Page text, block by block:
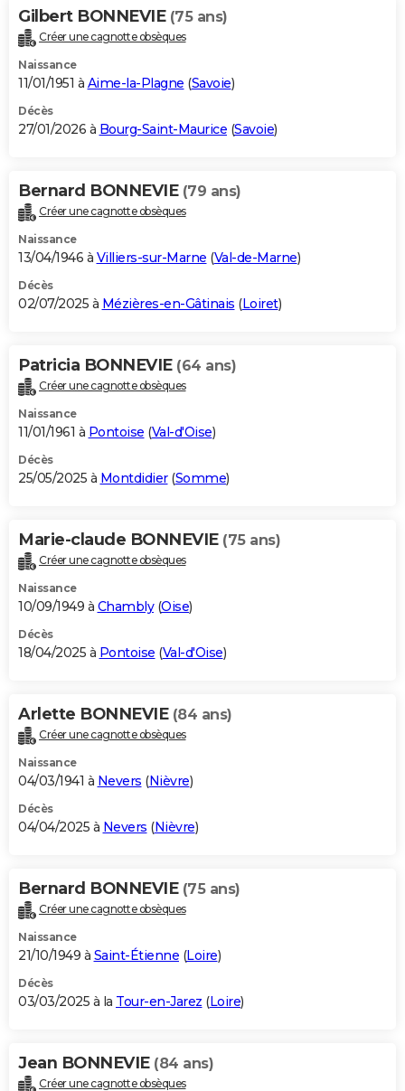
Gilbert BONNEVIE (75 ans)
Créer une cagnotte obsèques
Naissance
11/01/1951 à Aime-la-Plagne (Savoie)
Décès
27/01/2026 à Bourg-Saint-Maurice (Savoie)
Bernard BONNEVIE (79 ans)
Créer une cagnotte obsèques
Naissance
13/04/1946 à Villiers-sur-Marne (Val-de-Marne)
Décès
02/07/2025 à Mézières-en-Gâtinais (Loiret)
Patricia BONNEVIE (64 ans)
Créer une cagnotte obsèques
Naissance
11/01/1961 à Pontoise (Val-d'Oise)
Décès
25/05/2025 à Montdidier(Somme)
Marie-claude BONNEVIE (75 ans)
Créer une cagnotte obsèques
Naissance
10/09/1949 à Chambly(Oise)
Décès
18/04/2025 à Pontoise (Val-d'Oise)
Arlette BONNEVIE (84 ans)
Créer une cagnotte obsèques
Naissance
04/03/1941 à Nevers (Nièvre)
Décès
04/04/2025 à Nevers (Nièvre)
Bernard BONNEVIE (75 ans)
Créer une cagnotte obsèques
Naissance
21/10/1949 à Saint-Étienne (Loire)
Décès
03/03/2025 à la Tour-en-Jarez (Loire)
Jean BONNEVIE (84 ans)
Créer une cagnotte obsèques